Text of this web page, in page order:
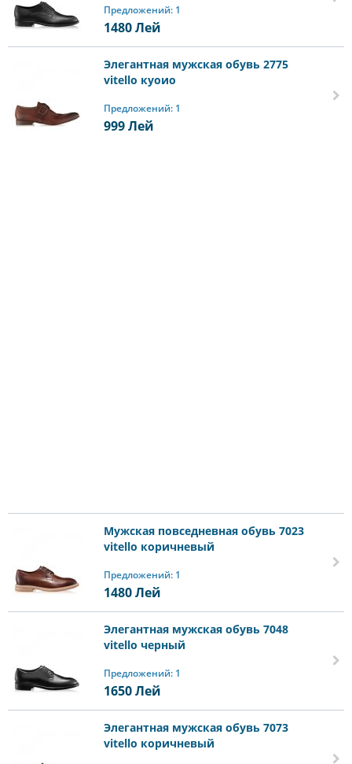
Предложений: 1
1480Лей
Элегантная мужская обувь 2775
vitello куоио
Предложений: 1
999Лей
Мужская повседневная обувь 7023
vitello коричневый
Предложений: 1
1480Лей
Элегантная мужская обувь 7048
vitello черный
Предложений: 1
1650Лей
Элегантная мужская обувь 7073
vitello коричневый